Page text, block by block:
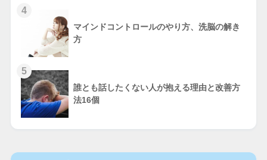
4
マインドコントロールのやり方、洗脳の解き
方
5
誰とも話したくない人が抱える理由と改善方
法16個